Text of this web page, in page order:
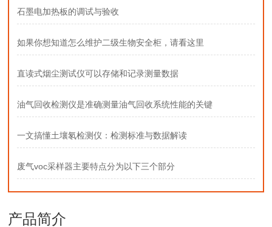
石墨电加热板的调试与验收
如果你想知道怎么维护二级生物安全柜，请看这里
直读式烟尘测试仪可以存储和记录测量数据
油气回收检测仪是准确测量油气回收系统性能的关键
一文搞懂土壤氡检测仪：检测标准与数据解读
废气voc采样器主要特点分为以下三个部分
产品简介